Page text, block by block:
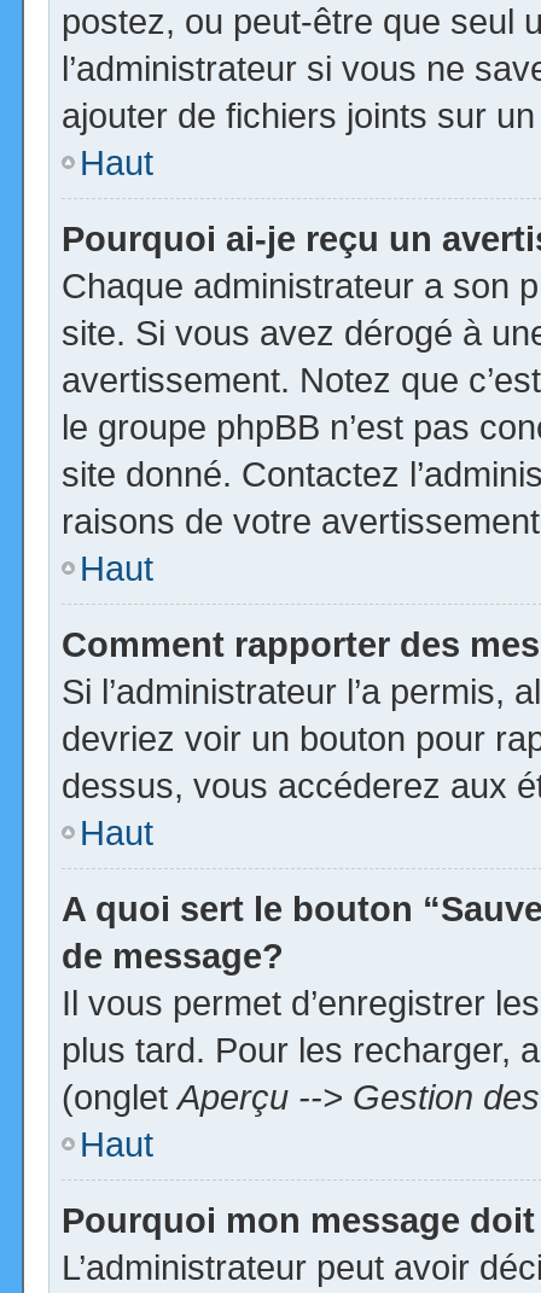
postez, ou peut-être que seul
l’administrateur si vous ne
ajouter de fichiers joints sur
Haut
Pourquoi ai-je reçu un
Chaque administrateur a son
site. Si vous avez dérogé à
avertissement. Notez que
le groupe phpBB n’est pas
site donné. Contactez
raisons de votre
Haut
Comment rapporter des
Si l’administrateur l’a permis,
devriez voir un bouton pour
dessus, vous accéderez aux
Haut
A quoi sert le bouton
de message?
Il vous permet d’enregistrer
plus tard. Pour les recharger,
(ongletAperçu --> Gestion
Haut
Pourquoi mon message
L’administrateur peut avoir